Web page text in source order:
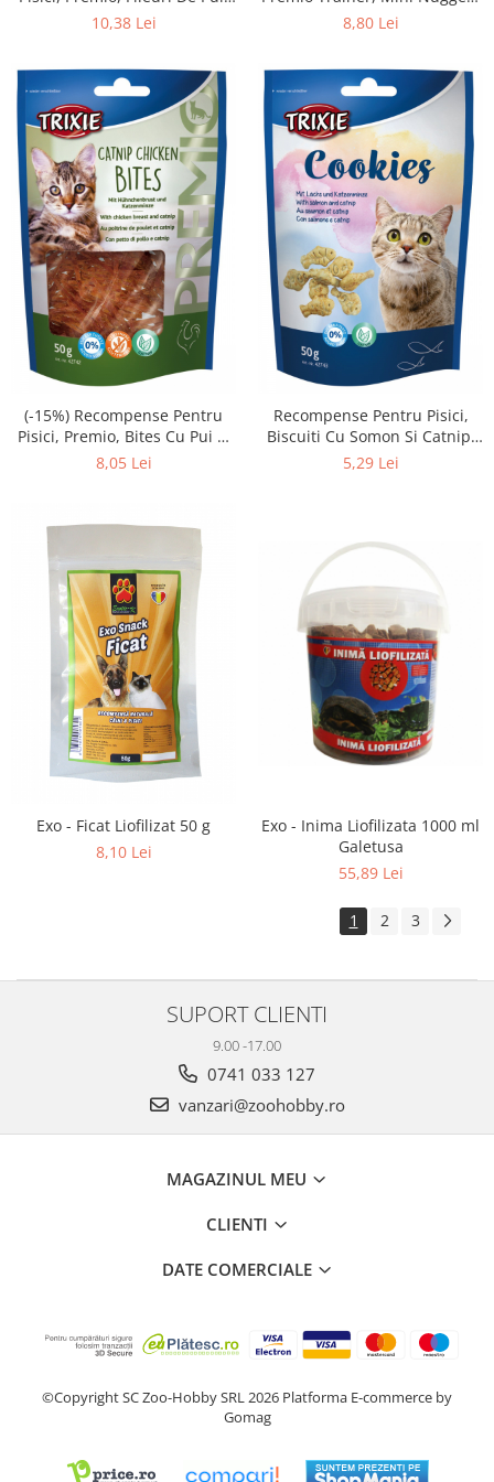
100 g 42735
10,38 Lei
Cu Peste/Pui/Catnip, 50 g,
8,80 Lei
(-15%) Recompense Pentru
Pisici, Premio, Bites Cu Pui Si
Catnip, 50 g, 42742
8,05 Lei
Recompense Pentru Pisici,
Biscuiti Cu Somon Si Catnip,
50 g, 42743
5,29 Lei
Exo - Ficat Liofilizat 50 g
8,10 Lei
Exo - Inima Liofilizata 1000 ml
Galetusa
55,89 Lei
1 2 3
SUPORT CLIENTI
9.00 -17.00
0741 033 127
vanzari@zoohobby.ro
MAGAZINUL MEU
CLIENTI
DATE COMERCIALE
©Copyright SC Zoo-Hobby SRL 2026 Platforma E-commerce by
Gomag